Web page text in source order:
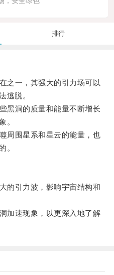
排行
一，其强大的引力场可以
逃脱。
洞的质量和能量不断增长
。
围星系和星云的能量，也
。
引力波，影响宇宙结构和
速现象，以更深入地了解